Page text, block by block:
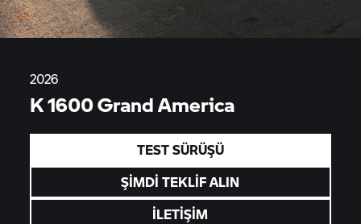
2026
K 1600 Grand America
TEST SÜRÜŞÜ
ŞİMDİ TEKLİF ALIN
İLETİŞİM